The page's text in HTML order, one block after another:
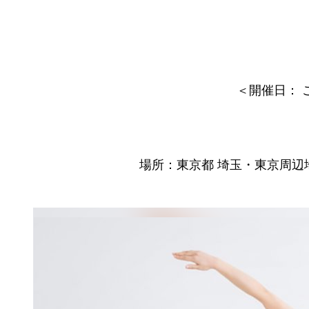
＜開催日：
場所：東京都 埼玉・東京周